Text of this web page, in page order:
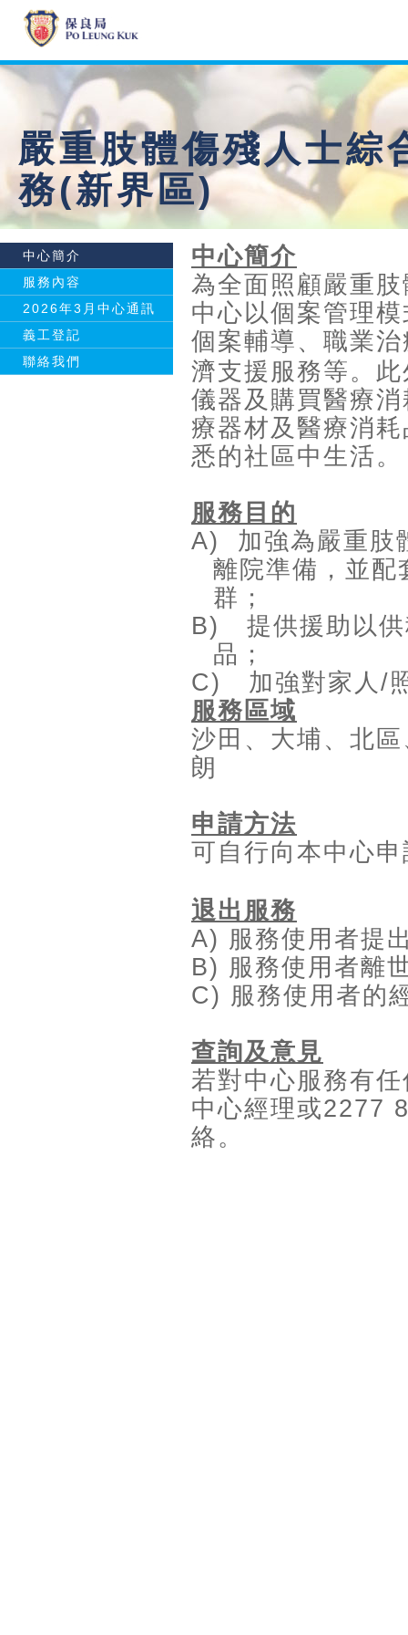
嚴重肢體傷殘人士綜
務(新界區)
中心簡介
服務內容
2026年3月中心通訊
義工登記
聯絡我們
中心簡介
為全面照顧嚴重
中心以個案管理
個案輔導、職業治
濟支援服務等。
儀器及購買醫療
療器材及醫療消
悉的社區中生活。
服務目的
A)
加強為嚴重肢
離院準備，並配
群；
B)
提供援助以
品；
C)
加強對家人 /
服務區域
沙田、大埔、北
朗
申請方法
可自行向本中心
退出服務
A) 服務使用者提
B) 服務使用者離
C) 服務使用者的
查詢及意見
若對中心服務有
中心經理或2277
絡。